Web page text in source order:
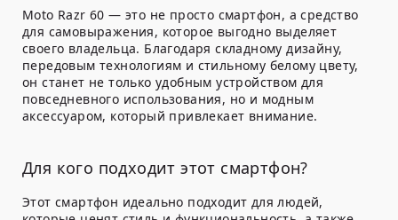
Moto Razr 60 — это не просто смартфон, а средство
для самовыражения, которое выгодно выделяет
своего владельца. Благодаря складному дизайну,
передовым технологиям и стильному белому цвету,
он станет не только удобным устройством для
повседневного использования, но и модным
аксессуаром, который привлекает внимание.
Для кого подходит этот смартфон?
Этот смартфон идеально подходит для людей,